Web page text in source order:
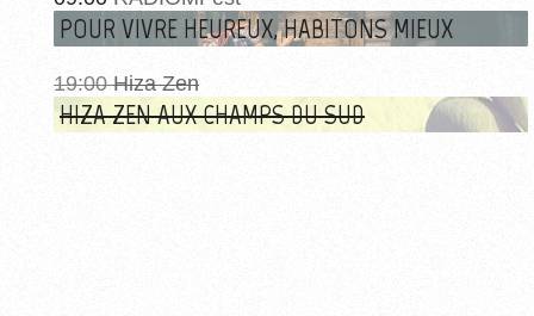
POUR VIVRE HEUREUX, HABITONS MIEUX
19:00 Hiza Zen
HIZA ZEN AUX CHAMPS DU SUD